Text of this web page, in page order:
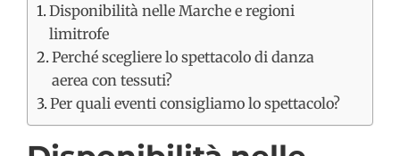
Disponibilità nelle Marche e regioni
limitrofe
Perché scegliere lo spettacolo di danza
aerea con tessuti?
Per quali eventi consigliamo lo spettacolo?